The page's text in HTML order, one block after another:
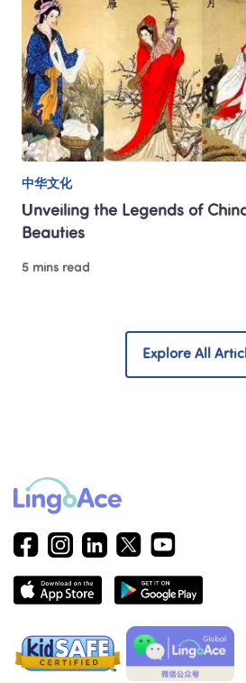
中华文化
Unveiling the Legends of
Beauties
5 mins read
Explore All